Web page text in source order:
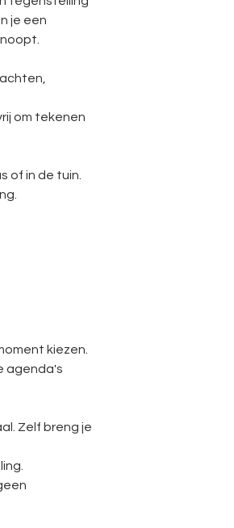
je een
om tekenen
of in de tuin.
kiezen.
agenda's
Zelf breng je